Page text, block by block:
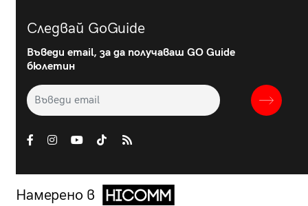
Следвай GoGuide
Въведи email, за да получаваш GO Guide
бюлетин
Намерено в